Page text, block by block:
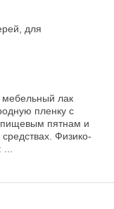
для
мебельный лак
пленку с
пищевым пятнам и
Физико-